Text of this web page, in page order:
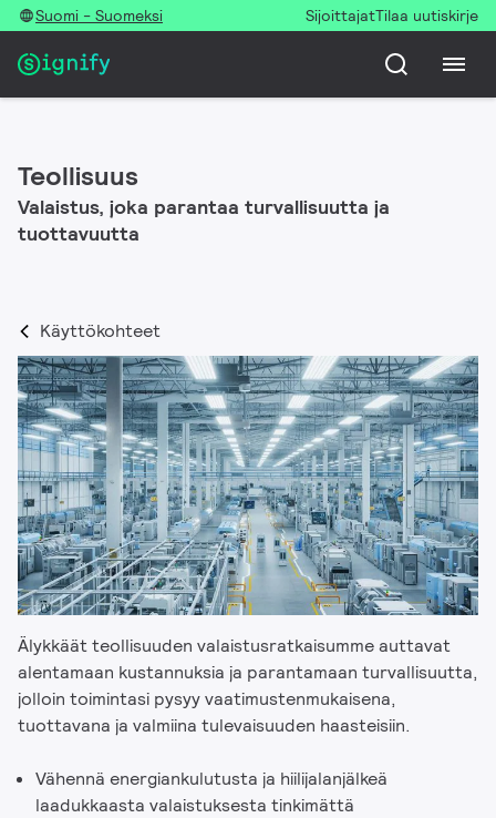
Suomi - Suomeksi SijoittajatTilaa uutiskirje
Teollisuus
Valaistus, joka parantaa turvallisuutta ja
tuottavuutta
Käyttökohteet
Älykkäät teollisuuden valaistusratkaisumme auttavat
alentamaan kustannuksia ja parantamaan turvallisuutta,
jolloin toimintasi pysyy vaatimustenmukaisena,
tuottavana ja valmiina tulevaisuuden haasteisiin.
Vähennä energiankulutusta ja hiilijalanjälkeä
laadukkaasta valaistuksesta tinkimättä